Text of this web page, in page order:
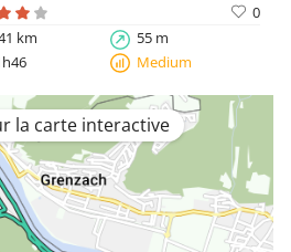
0
km
55 m
Medium
la carte interactive